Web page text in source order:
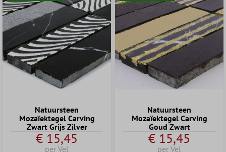
Natuursteen
Mozaïektegel Carving
Zwart Grijs Zilver
€ 15,45
per Vel
Natuursteen
Mozaïektegel Carving
Goud Zwart
€ 15,45
per Vel